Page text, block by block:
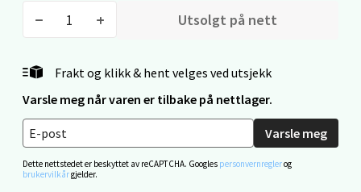
Utsolgt på nett
Frakt og klikk & hent velges ved utsjekk
Varsle meg når varen er tilbake på nettlager.
Varsle meg
Dette nettstedet er beskyttet av reCAPTCHA. Googles personvernreglerog
brukervilkårgjelder.
Mandal - Alti Mandal
Skarvøyveien 55, 4517 Mandal
Åpent i dag 10-18